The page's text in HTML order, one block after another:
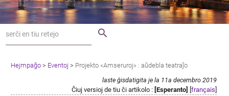
search
Hejmpaĝo> Eventoj > Projekto «Amseruroj» : aŭdebla teatraĵo
laste ĝisdatigita je la 11a decembro 2019
Ĉiuj versioj de tiu ĉi artikolo : [Esperanto] [français]